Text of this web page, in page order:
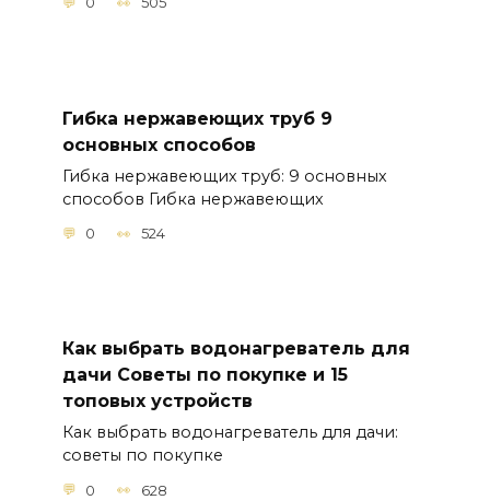
Гибка нержавеющих труб 9
основных способов
Гибка нержавеющих труб: 9 основных
способов Гибка нержавеющих
0 524
Как выбрать водонагреватель для
дачи Советы по покупке и 15
топовых устройств
Как выбрать водонагреватель для дачи:
советы по покупке
0 628